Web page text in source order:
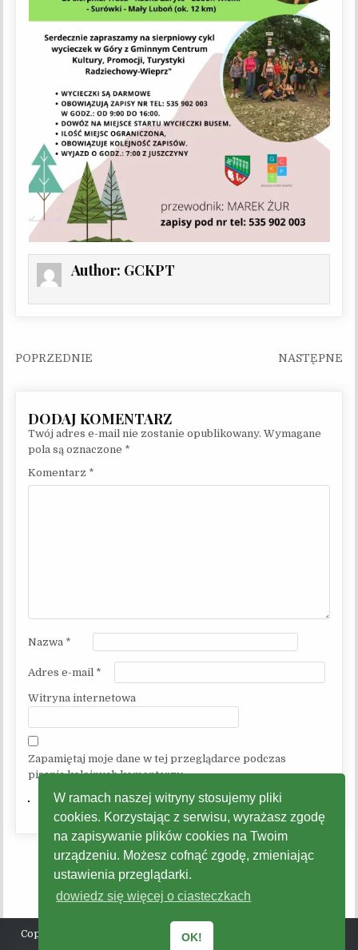
Author: GCKPT
Nawigacja wpisu
Twój adres e-mail nie zostanie opublikowany. Wymagane
pola są oznaczone *
Komentarz *
Nazwa *
Adres e-mail *
Witryna internetowa
Zapamiętaj moje dane w tej przeglądarce podczas
pisania kolejnych komentarzy.
Copyright © 2026 Gminne Centrum Kultury, Promocji, Turystyki
Radziechowy - Wieprz
W ramach naszej witryny stosujemy pliki
cookies. Korzystając z serwisu, wyrażasz zgodę
na zapisywanie plików cookies na Twoim
urządzeniu. Możesz cofnąć zgodę, zmieniając
ustawienia przeglądarki.
dowiedz się więcej o ciasteczkach
OK!